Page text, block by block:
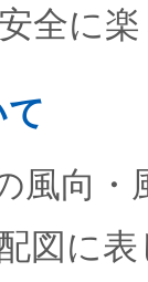
全に
風向・
図に